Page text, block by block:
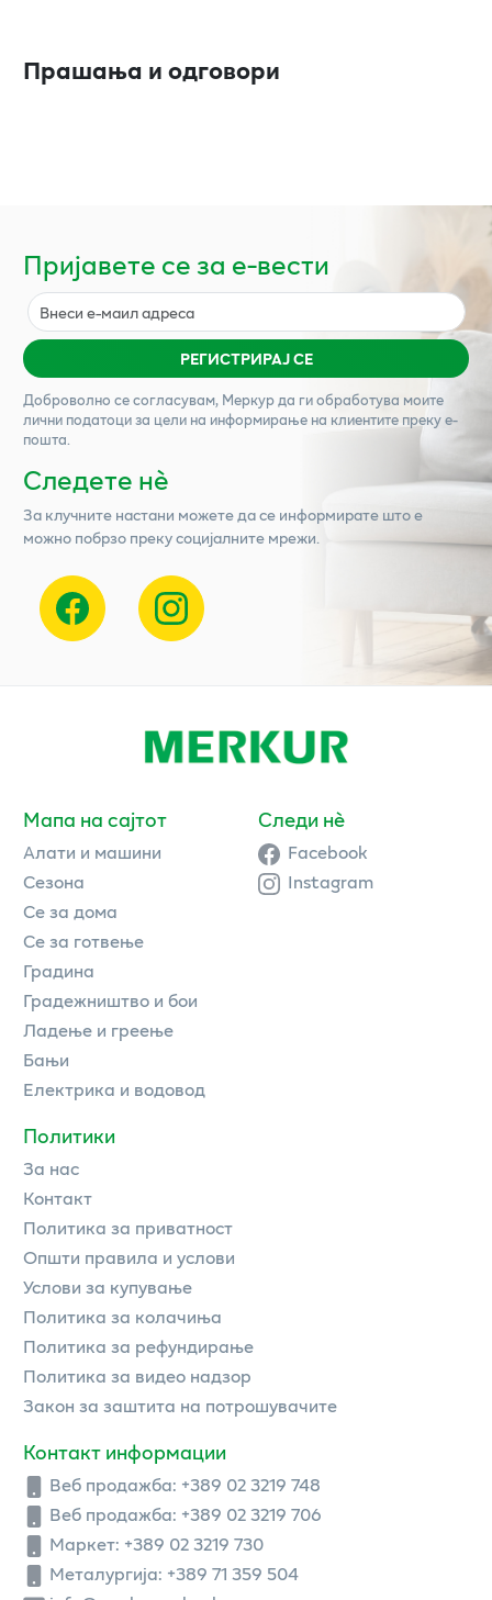
Прашања и одговори
Пријавете се за е-вести
РЕГИСТРИРАЈ СЕ
Доброволно се согласувам, Меркурда ги обработува моите
лични податоци за цели на информирање на клиентите преку е-
пошта.
Следете нѐ
За клучните настани можете да се информирате што е
можно побрзо преку социјалните мрежи.
Мапа на сајтот
Алати и машини
Сезона
Се за дома
Се за готвење
Градина
Градежништво и бои
Ладење и греење
Бањи
Електрика и водовод
Политики
За нас
Контакт
Политика за приватност
Општи правила и услови
Услови за купување
Политика за колачиња
Политика за рефундирање
Политика за видео надзор
Закон за заштита на потрошувачите
Контакт информации
Веб продажба: +389 02 3219 748
Веб продажба: +389 02 3219 706
Маркет: +389 02 3219 730
Металургија: +389 71 359 504
Следи нè
Facebook
Instagram